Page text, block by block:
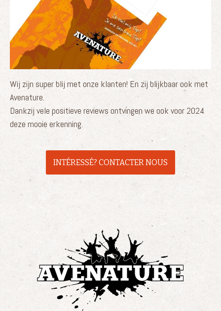
Wij zijn super blij met onze klanten! En zij blijkbaar ook met
Avenature.
Dankzij vele positieve reviews ontvingen we ook voor 2024
deze mooie erkenning.
INTÉRESSÉ? CONTACTER NOUS